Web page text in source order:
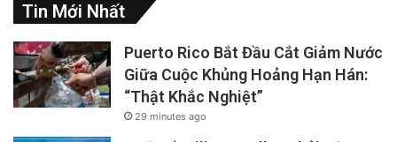
Tin Mới Nhất
Puerto Rico Bắt Đầu Cắt Giảm Nước
Giữa Cuộc Khủng Hoảng Hạn Hán:
“Thật Khắc Nghiệt”
29 minutes ago